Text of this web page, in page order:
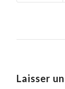
Laisser